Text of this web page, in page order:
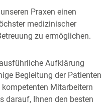
Praxen einen
medizinischer
zu ermöglichen.
Aufklärung
Begleitung der Patienten
Mit­arbeitern
darauf, Ihnen den besten